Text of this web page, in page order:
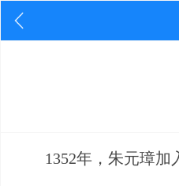
1352年，朱元璋加